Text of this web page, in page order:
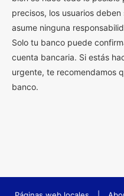
precisos, los usuarios
asume ninguna
Solo tu banco puede
cuenta bancaria. Si estás
urgente, te recomendamos
banco.